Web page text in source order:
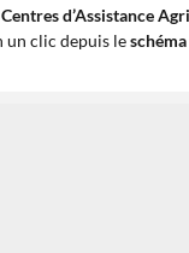
Centres d’Assistance
un clic depuis le